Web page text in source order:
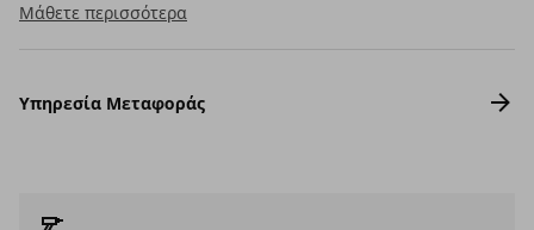
Μάθετε περισσότερα
Υπηρεσία Μεταφοράς